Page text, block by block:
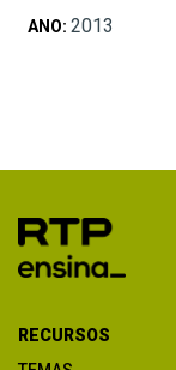
ANO: 2013
RECURSOS